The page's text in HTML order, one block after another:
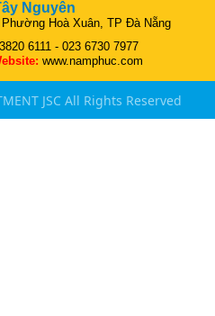
Nguyên
Hoà Xuân, TP Đà Nẵng
6111 - 023 6730 7977
www.namphuc.com
JSC All Rights Reserved